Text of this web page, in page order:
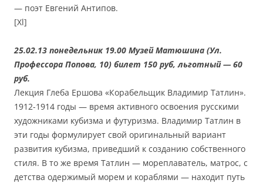
— поэт Евгений Антипов.
[Xl]
25.02.13 понедельник 19.00 Музей Матюшина (Ул.
Профессора Попова, 10) билет 150 руб, льготный — 60
руб.
Лекция Глеба Ершова «Корабельщик Владимир Татлин».
1912-1914 годы — время активного освоения русскими
художниками кубизма и футуризма. Владимир Татлин в
эти годы формулирует свой оригинальный вариант
развития кубизма, приведший к созданию собственного
стиля. В то же время Татлин — мореплаватель, матрос, с
детства одержимый морем и кораблями — находит путь